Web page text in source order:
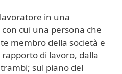
in una
cui una persona che
membro della società e
di lavoro, dalla
sul piano del